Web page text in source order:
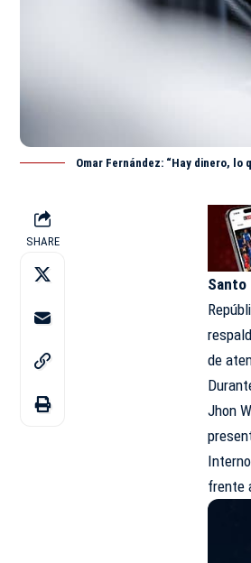
Omar Fernández: “Hay dinero,
SHARE
Santo
de
Jhon
frente